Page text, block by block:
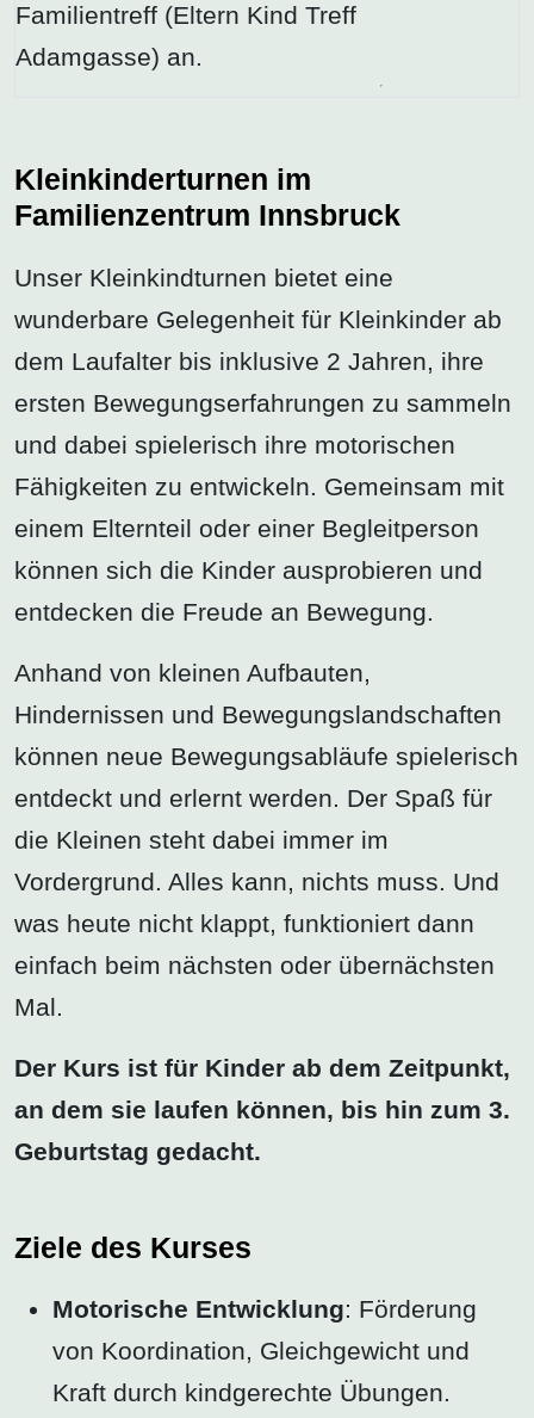
Familientreff (Eltern Kind Treff
Adamgasse) an.
Kleinkinderturnen im
Familienzentrum Innsbruck
Unser Kleinkindturnen bietet eine
wunderbare Gelegenheit für Kleinkinder ab
dem Laufalter bis inklusive 2 Jahren, ihre
ersten Bewegungserfahrungen zu sammeln
und dabei spielerisch ihre motorischen
Fähigkeiten zu entwickeln. Gemeinsam mit
einem Elternteil oder einer Begleitperson
können sich die Kinder ausprobieren und
entdecken die Freude an Bewegung.
Anhand von kleinen Aufbauten,
Hindernissen und Bewegungslandschaften
können neue Bewegungsabläufe spielerisch
entdeckt und erlernt werden. Der Spaß für
die Kleinen steht dabei immer im
Vordergrund. Alles kann, nichts muss. Und
was heute nicht klappt, funktioniert dann
einfach beim nächsten oder übernächsten
Mal.
Der Kurs ist für Kinder ab dem Zeitpunkt,
an dem sie laufen können, bis hin zum 3.
Geburtstag gedacht.
Ziele des Kurses
Motorische Entwicklung: Förderung
von Koordination, Gleichgewicht und
Kraft durch kindgerechte Übungen.